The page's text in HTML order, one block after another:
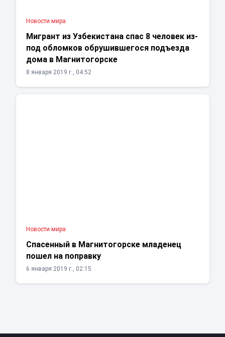
Новости мира
Мигрант из Узбекистана спас 8 человек из-
под обломков обрушившегося подъезда
дома в Магнитогорске
8 января 2019 г., 04:52
Новости мира
Спасенный в Магнитогорске младенец
пошел на поправку
6 января 2019 г., 02:15